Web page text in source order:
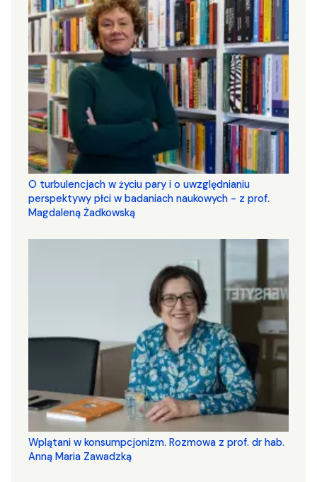
O turbulencjach w życiu pary i o uwzględnianiu
perspektywy płci w badaniach naukowych - z prof.
Magdaleną Żadkowską
Wplątani w konsumpcjonizm. Rozmowa z prof. dr hab.
Anną Maria Zawadzką